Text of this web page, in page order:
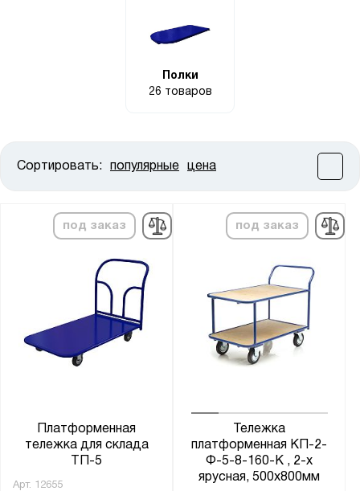
Полки
26 товаров
Сортировать: популярные цена
под заказ
Платформенная
тележка для склада
ТП-5
Арт. 12655
под заказ
Тележка
платформенная КП-2-
Ф-5-8-160-К , 2-х
ярусная, 500х800мм
Ширина, мм:
от
от до
Грузоподъёмность тележки, кг: